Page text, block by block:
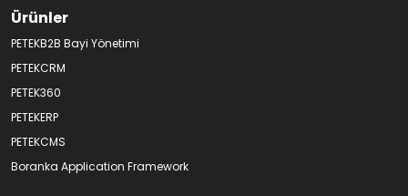
Ürünler
PETEKB2B Bayi Yönetimi
PETEKCRM
PETEK360
PETEKERP
PETEKCMS
Boranka Application Framework